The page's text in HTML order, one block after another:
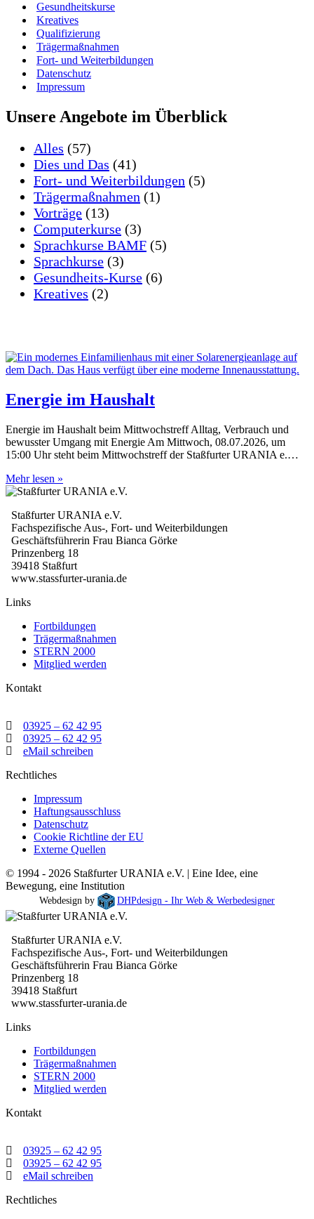
Gesundheitskurse
Kreatives
Qualifizierung
Trägermaßnahmen
Fort- und Weiterbildungen
Datenschutz
Impressum
Unsere Angebote im Überblick
Alles (57)
Dies und Das (41)
Fort- und Weiterbildungen (5)
Trägermaßnahmen (1)
Vorträge (13)
Computerkurse (3)
Sprachkurse BAMF (5)
Sprachkurse (3)
Gesundheits-Kurse (6)
Kreatives (2)
Energie im Haushalt
Energie im Haushalt beim Mittwochstreff Alltag, Verbrauch und
bewusster Umgang mit Energie Am Mittwoch, 08.07.2026, um
15:00 Uhr steht beim Mittwochstreff der Staßfurter URANIA e.…
Mehr lesen »
im
Staßfurter URANIA e.V.
Fachspezifische Aus-, Fort- und Weiterbildungen
Geschäftsführerin Frau Bianca Görke
Prinzenberg 18
39418 Staßfurt
www.stassfurter-urania.de
Links
Fortbildungen
Trägermaßnahmen
STERN 2000
Mitglied werden
Kontakt
03925 – 62 42 95
03925 – 62 42 95
eMail schreiben
Rechtliches
Impressum
Haftungsausschluss
Datenschutz
Cookie Richtline der EU
Externe Quellen
© 1994 - 2026 Staßfurter URANIA e.V. | Eine Idee, eine
Bewegung, eine Institution
Webdesign by DHPdesign - Ihr Web & Werbedesigner
Staßfurter URANIA e.V.
Fachspezifische Aus-, Fort- und Weiterbildungen
Geschäftsführerin Frau Bianca Görke
Prinzenberg 18
39418 Staßfurt
www.stassfurter-urania.de
Links
Fortbildungen
Trägermaßnahmen
STERN 2000
Mitglied werden
Kontakt
03925 – 62 42 95
03925 – 62 42 95
eMail schreiben
Rechtliches